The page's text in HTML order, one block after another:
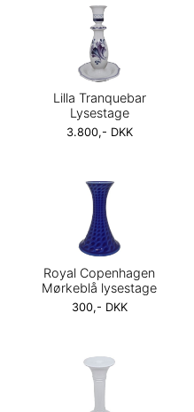
Lilla Tranquebar
Lysestage
3.800,- DKK
Royal Copenhagen
Mørkeblå lysestage
300,- DKK